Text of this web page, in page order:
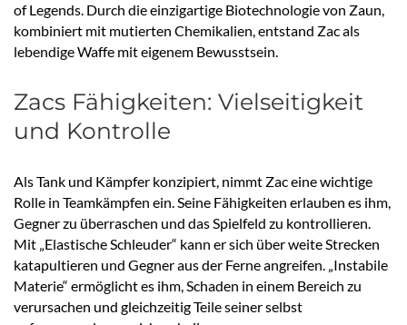
of Legends. Durch die einzigartige Biotechnologie von Zaun,
kombiniert mit mutierten Chemikalien, entstand Zac als
lebendige Waffe mit eigenem Bewusstsein.
Zacs Fähigkeiten: Vielseitigkeit
und Kontrolle
Als Tank und Kämpfer konzipiert, nimmt Zac eine wichtige
Rolle in Teamkämpfen ein. Seine Fähigkeiten erlauben es ihm,
Gegner zu überraschen und das Spielfeld zu kontrollieren.
Mit „Elastische Schleuder“ kann er sich über weite Strecken
katapultieren und Gegner aus der Ferne angreifen. „Instabile
Materie“ ermöglicht es ihm, Schaden in einem Bereich zu
verursachen und gleichzeitig Teile seiner selbst